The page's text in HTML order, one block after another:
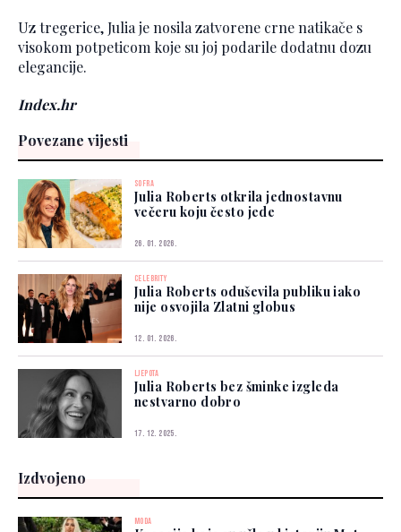
Uz tregerice, Julia je nosila zatvorene crne natikače s
visokom potpeticom koje su joj podarile dodatnu dozu
elegancije.
Index.hr
Povezane vijesti
SOFRA
Julia Roberts otkrila jednostavnu
večeru koju često jede
26. 01. 2026.
CELEBRITY
Julia Roberts oduševila publiku iako
nije osvojila Zlatni globus
12. 01. 2026.
LJEPOTA
Julia Roberts bez šminke izgleda
nestvarno dobro
17. 12. 2025.
Izdvojeno
MODA